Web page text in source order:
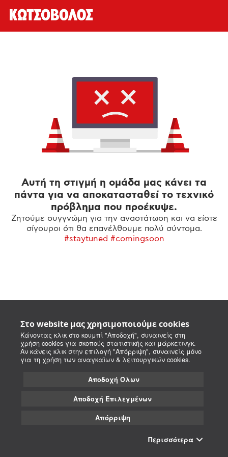
Στο website μας χρησιμοποιούμε cookies
Κάνοντας κλικ στο κουμπί "Αποδοχή", συναινείς στη
χρήση cookies για σκοπούς στατιστικής και μάρκετινγκ.
Αν κάνεις κλικ στην επιλογή "Απόρριψη", συναινείς μόνο
για τη χρήση των αναγκαίων & λειτουργικών cookies.
Αποδοχή Όλων
Αποδοχή Επιλεγμένων
Απόρριψη
Περισσότερα
Αυτή τη στιγμή η ομάδα μας κάνει τα
πάντα για να αποκατασταθεί το τεχνικό
πρόβλημα που προέκυψε.
Ζητούμε συγγνώμη για την αναστάτωση και να είστε
σίγουροι ότι θα επανέλθουμε πολύ σύντομα.
#staytuned #comingsoon